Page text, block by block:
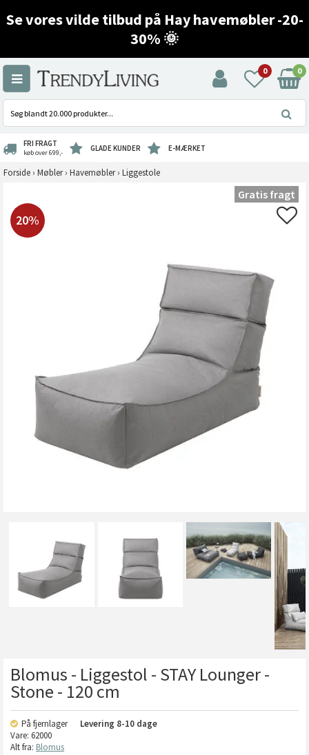
Se vores vilde tilbud på Hay havemøbler -20-
30% 🌞
0 0
FRI FRAGT
køb over 699,- GLADE KUNDER E-MÆRKET
Forside › Møbler› Havemøbler› Liggestole
20%
Gratis fragt
Blomus - Liggestol - STAY Lounger -
Stone - 120 cm
På fjernlager Levering 8-10 dage
Vare: 62000
Alt fra: Blomus